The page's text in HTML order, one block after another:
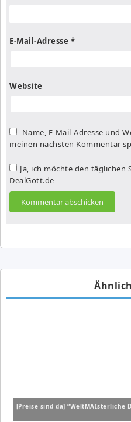
E-Mail-Adresse *
Website
Name, E-Mail-Adresse und
meinen nächsten Kommentar
Ja, ich möchte den täglichen
DealGott.de
[Preise sind da] “WeltMAIsterliche